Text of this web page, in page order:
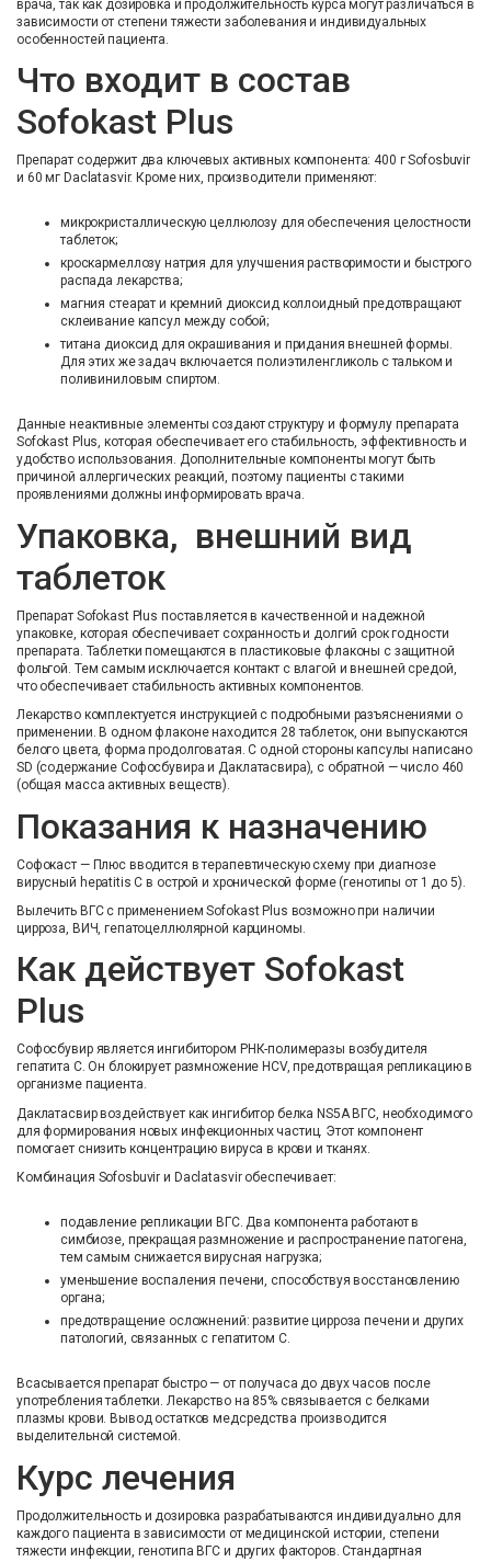
врача, так как дозировка и продолжительность курса могут различаться в
зависимости от степени тяжести заболевания и индивидуальных
особенностей пациента.
Что входит в состав
Sofokast Plus
Препарат содержит два ключевых активных компонента: 400 г Sofosbuvir
и 60 мг Daclatasvir. Кроме них, производители применяют:
микрокристаллическую целлюлозу для обеспечения целостности
таблеток;
кроскармеллозу натрия для улучшения растворимости и быстрого
распада лекарства;
магния стеарат и кремний диоксид коллоидный предотвращают
склеивание капсул между собой;
титана диоксид для окрашивания и придания внешней формы.
Для этих же задач включается полиэтиленгликоль с тальком и
поливиниловым спиртом.
Данные неактивные элементы создают структуру и формулу препарата
Sofokast Plus, которая обеспечивает его стабильность, эффективность и
удобство использования. Дополнительные компоненты могут быть
причиной аллергических реакций, поэтому пациенты с такими
проявлениями должны информировать врача.
Упаковка, внешний вид
таблеток
Препарат Sofokast Plus поставляется в качественной и надежной
упаковке, которая обеспечивает сохранность и долгий срок годности
препарата. Таблетки помещаются в пластиковые флаконы с защитной
фольгой. Тем самым исключается контакт с влагой и внешней средой,
что обеспечивает стабильность активных компонентов.
Лекарство комплектуется инструкцией с подробными разъяснениями о
применении. В одном флаконе находится 28 таблеток, они выпускаются
белого цвета, форма продолговатая. С одной стороны капсулы написано
SD (содержание Софосбувира и Даклатасвира), с обратной — число 460
(общая масса активных веществ).
Показания к назначению
Софокаст — Плюс вводится в терапевтическую схему при диагнозе
вирусный hepatitis C в острой и хронической форме (генотипы от 1 до 5).
Вылечить ВГС с применением Sofokast Plus возможно при наличии
цирроза, ВИЧ, гепатоцеллюлярной карциномы.
Как действует Sofokast
Plus
Софосбувир является ингибитором РНК-полимеразы возбудителя
гепатита C. Он блокирует размножение HCV, предотвращая репликацию в
организме пациента.
Даклатасвир воздействует как ингибитор белка NS5A ВГС, необходимого
для формирования новых инфекционных частиц. Этот компонент
помогает снизить концентрацию вируса в крови и тканях.
Комбинация Sofosbuvir и Daclatasvir обеспечивает:
подавление репликации ВГС. Два компонента работают в
симбиозе, прекращая размножение и распространение патогена,
тем самым снижается вирусная нагрузка;
уменьшение воспаления печени, способствуя восстановлению
органа;
предотвращение осложнений: развитие цирроза печени и других
патологий, связанных с гепатитом C.
Всасывается препарат быстро — от получаса до двух часов после
употребления таблетки. Лекарство на 85% связывается с белками
плазмы крови. Вывод остатков медсредства производится
выделительной системой.
Курс лечения
Продолжительность и дозировка разрабатываются индивидуально для
каждого пациента в зависимости от медицинской истории, степени
тяжести инфекции, генотипа ВГC и других факторов. Стандартная